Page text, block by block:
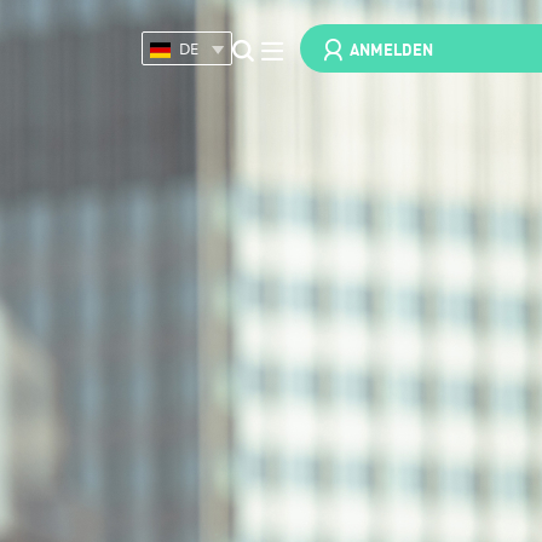
DE ANMELDEN